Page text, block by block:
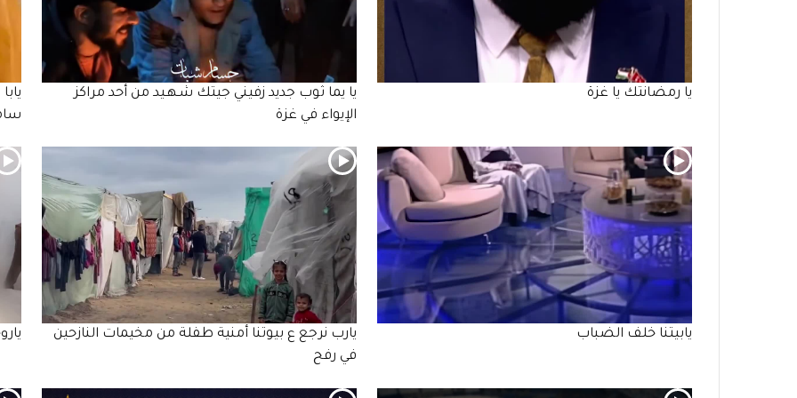
يا رمضانتك يا غزة
يا يما ثوب جديد زفيني جيتك شـهـيد من أحد مراكز
الإيواء في غزة
يابيتنا خلف الضباب
يارب نرجع ع بيوتنا أمنية طفلة من مخيمات النازحين
في رفح